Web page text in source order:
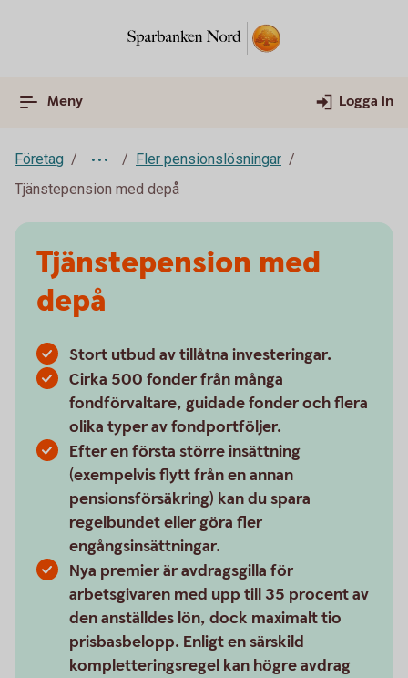
Meny Logga in
Företag
Fler pensionslösningar
Tjänstepension med depå
Tjänstepension med
depå
Stort utbud av tillåtna investeringar.
Cirka 500 fonder från många
fondförvaltare, guidade fonder och flera
olika typer av fondportföljer.
Efter en första större insättning
(exempelvis flytt från en annan
pensionsförsäkring) kan du spara
regelbundet eller göra fler
engångsinsättningar.
Nya premier är avdragsgilla för
arbetsgivaren med upp till 35 procent av
den anställdes lön, dock maximalt tio
prisbasbelopp. Enligt en särskild
kompletteringsregel kan högre avdrag